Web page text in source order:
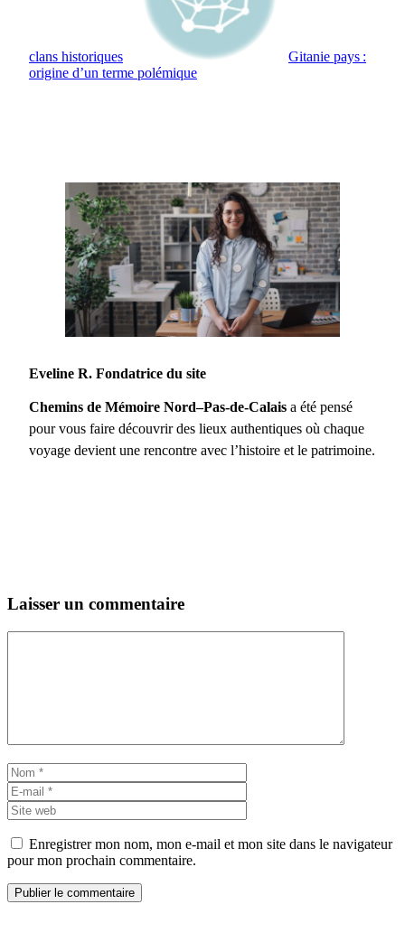
clans historiques
Gitanie pays :
origine d’un terme polémique
Eveline R. Fondatrice du site
Chemins de Mémoire Nord–Pas-de-Calais a été pensé
pour vous faire découvrir des lieux authentiques où chaque
voyage devient une rencontre avec l’histoire et le patrimoine.
Laisser un commentaire
Nom
mail
web
Enregistrer mon nom, mon e-mail et mon site dans le navigateur
pour mon prochain commentaire.